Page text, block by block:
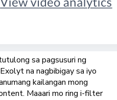
sa pagsusuri ng
na nagbibigay sa iyo
kailangan mong
Maaari mo ring i-filter